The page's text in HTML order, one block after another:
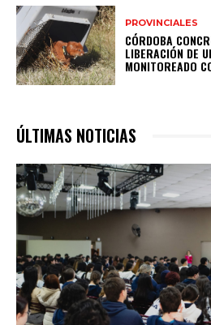
PROVINCIALES
CÓRDOBA
LIBERACIÓN DE
MONITOREADO
ÚLTIMAS NOTICIAS